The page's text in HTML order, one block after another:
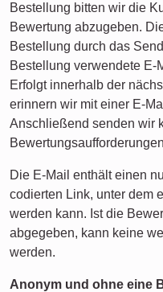
Bestellung bitten wir die
Bewertung abzugeben.
Bestellung durch das
Bestellung verwendete E-
Erfolgt innerhalb der
erinnern wir mit einer E-
Anschließend senden wir
Die E-Mail enthält einen
codierten Link, unter dem
werden kann. Ist die
abgegeben, kann keine
werden.
Anonym und ohne eine